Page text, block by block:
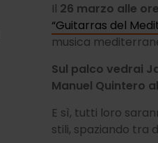
Il 26 marzo alle
“Guitarras del
musica
Sul palco vedrai
Manuel Quintero
E sì, tutti loro
stili, spaziando tra